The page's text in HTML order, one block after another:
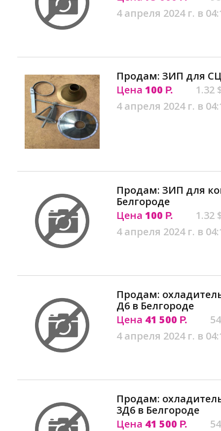
4 апреля 2024 г. в
Продам: ЗИП для
Цена 100 Р.
1.32
4 апреля 2024 г. в
Продам: ЗИП для
Белгороде
Цена 100 Р.
1.32
4 апреля 2024 г. в
Продам:
Д6 в Белгороде
Цена 41 500 Р.
4 апреля 2024 г. в
Продам:
3Д6 в Белгороде
Цена 41 500 Р.